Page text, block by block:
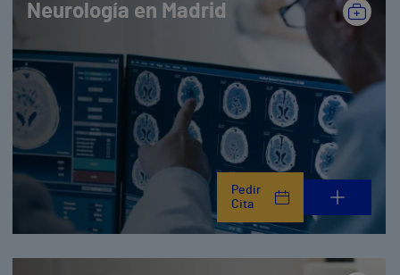
Neurología en Madrid
Pedir
Cita